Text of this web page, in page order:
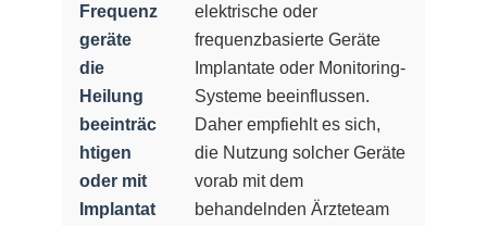
Frequenz
geräte
die
Heilung
beeinträc
htigen
oder mit
Implantat
elektrische oder
frequenzbasierte Geräte
Implantate oder Monitoring-
Systeme beeinflussen.
Daher empfiehlt es sich,
die Nutzung solcher Geräte
vorab mit dem
behandelnden Ärzteteam